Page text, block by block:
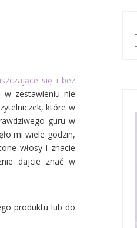
się i bez
zestawieniu nie
które w
guru w
mi wiele godzin,
włosy i znacie
dajcie znać w
produktu lub do